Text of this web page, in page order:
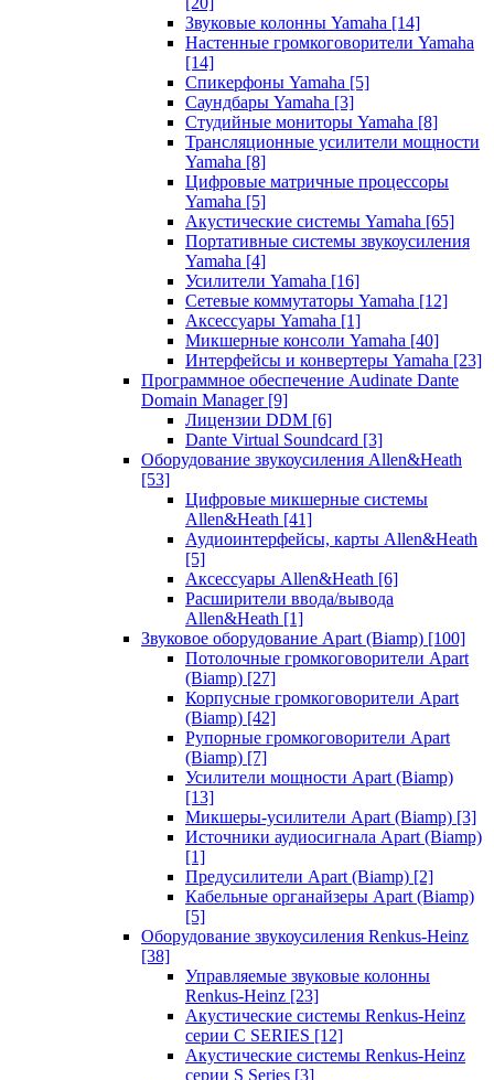
Звуковые колонны Yamaha [14]
Настенные громкоговорители Yamaha
[14]
Спикерфоны Yamaha [5]
Саундбары Yamaha [3]
Студийные мониторы Yamaha [8]
Трансляционные усилители мощности
Yamaha [8]
Цифровые матричные процессоры
Yamaha [5]
Акустические системы Yamaha [65]
Портативные системы звукоусиления
Yamaha [4]
Усилители Yamaha [16]
Сетевые коммутаторы Yamaha [12]
Аксессуары Yamaha [1]
Микшерные консоли Yamaha [40]
Интерфейсы и конвертеры Yamaha [23]
Программное обеспечение Audinate Dante
Domain Manager [9]
Лицензии DDM [6]
Dante Virtual Soundcard [3]
Оборудование звукоусиления Allen&Heath
[53]
Цифровые микшерные системы
Allen&Heath [41]
Аудиоинтерфейсы, карты Allen&Heath
[5]
Аксессуары Allen&Heath [6]
Расширители ввода/вывода
Allen&Heath [1]
Звуковое оборудование Apart (Biamp) [100]
Потолочные громкоговорители Apart
(Biamp) [27]
Корпусные громкоговорители Apart
(Biamp) [42]
Рупорные громкоговорители Apart
(Biamp) [7]
Усилители мощности Apart (Biamp)
[13]
Микшеры-усилители Apart (Biamp) [3]
Источники аудиосигнала Apart (Biamp)
[1]
Предусилители Apart (Biamp) [2]
Кабельные органайзеры Apart (Biamp)
[5]
Оборудование звукоусиления Renkus-Heinz
[38]
Управляемые звуковые колонны
Renkus-Heinz [23]
Акустические системы Renkus-Heinz
серии C SERIES [12]
Акустические системы Renkus-Heinz
серии S Series [3]